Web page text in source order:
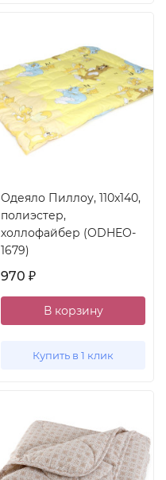
Одеяло Пиллоу, 110x140,
полиэстер,
холлофайбер (ODHEO-
1679)
970 ₽
В корзину
Купить в 1 клик